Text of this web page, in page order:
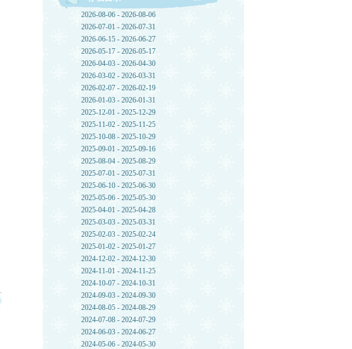
2026-08-06 - 2026-08-06
2026-07-01 - 2026-07-31
2026-06-15 - 2026-06-27
2026-05-17 - 2026-05-17
2026-04-03 - 2026-04-30
2026-03-02 - 2026-03-31
2026-02-07 - 2026-02-19
2026-01-03 - 2026-01-31
2025-12-01 - 2025-12-29
2025-11-02 - 2025-11-25
2025-10-08 - 2025-10-29
2025-09-01 - 2025-09-16
2025-08-04 - 2025-08-29
2025-07-01 - 2025-07-31
2025-06-10 - 2025-06-30
2025-05-06 - 2025-05-30
2025-04-01 - 2025-04-28
2025-03-03 - 2025-03-31
2025-02-03 - 2025-02-24
2025-01-02 - 2025-01-27
2024-12-02 - 2024-12-30
2024-11-01 - 2024-11-25
2024-10-07 - 2024-10-31
2024-09-03 - 2024-09-30
2024-08-05 - 2024-08-29
2024-07-08 - 2024-07-29
2024-06-03 - 2024-06-27
2024-05-06 - 2024-05-30